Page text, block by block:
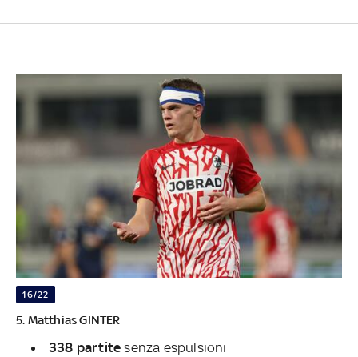
16/22
5. Matthias GINTER
338 partitesenza espulsioni